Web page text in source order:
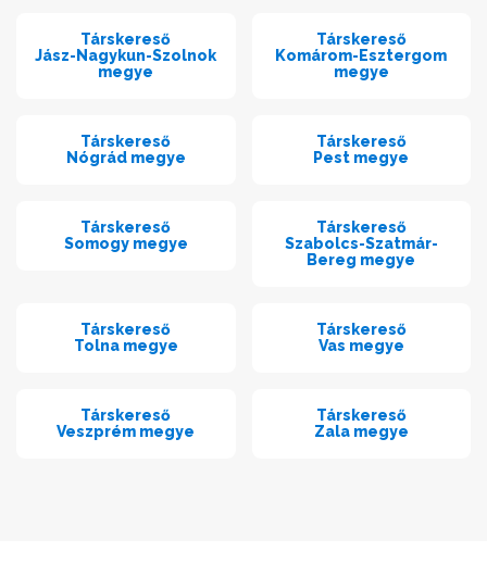
Társkereső
Jász-Nagykun-Szolnok
megye
Társkereső
Komárom-Esztergom
megye
Társkereső
Nógrád megye
Társkereső
Pest megye
Társkereső
Somogy megye
Társkereső
Szabolcs-Szatmár-
Bereg megye
Társkereső
Tolna megye
Társkereső
Vas megye
Társkereső
Veszprém megye
Társkereső
Zala megye